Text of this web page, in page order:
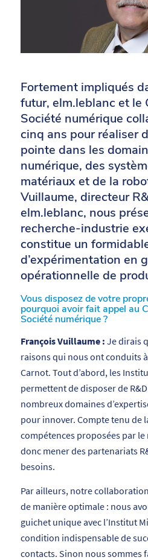
Fortement impliqués
futur, elm.leblanc et le
Société numérique
cinq ans pour réaliser
pointe dans les
numérique, des
matériaux et de la
Vuillaume, directeur
elm.leblanc, nous
recherche-industrie
constitue un
d’expérimentation en
opérationnelle de
Vous disposez de votre
pourquoi avoir fait appel au
Société numérique ?
François Vuillaume : Je dirais
raisons qui nous ont conduits
Carnot. Tout d’abord, les
permettent de disposer de
nombreux domaines
pour innover. Compte tenu de
compétences proposées par
donc mener des partenariats
besoins.
Par ailleurs, notre
de manière optimale : nous
guichet unique avec l’Institut
condition indispensable de
contacts. Sinon nous sommes